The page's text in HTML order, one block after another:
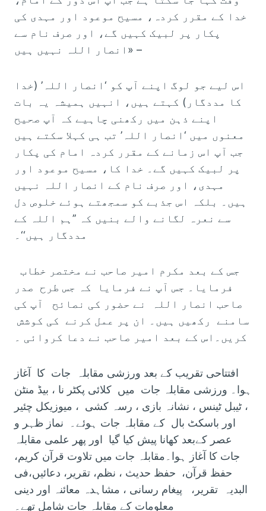
خدا کے مقرر کردہ، مسیح موعود اور مہدی کی
پکار پر لبیک کہیں گے، اور صرف نام سے
انصار اللہ نہیں ہیں» –
اس لیے جو لوگ اپنے آپ کو ‘انصار اللہ’ (خدا
کا مددگار) کہتے ہیں، انہیں ہمیشہ یہ بات
اپنے ذہن میں رکھنی چاہیے کہ آپ صحیح
معنوں میں ‘انصار اللہ’ تب ہی کہلا سکتے ہیں
جب آپ اس زمانے کے مقرر کردہ امام کی پکار
پر لبیک کہیں گے۔ خدا کا، مسیح موعود اور
مہدی، اور صرف نام کے انصار اللہ نہیں
ہیں۔ بلکہ اس جذبے کو سمجھتے ہوئے خلوص دل
سے نعرہ لگانے والے بنیں کہ ’’ہم اللہ کے
مددگار ہیں‘‘۔
فرمایا۔ جس آپ نے فرمایا کہ جس طرح صدر
صاحب انصار اللہ نے حضور کی نصائح آپ کی
سامنے رکھیں ہیں۔ ان پر عمل کرنے کی کوشش
کریں۔اس کے بعد امیر صاحب نے دعا کروائی ۔
افتتاحی تقریب کے بعد ورزشی مقابلہ جات کا آغاز
ہوا۔ ورزشی مقابلہ جات میں کلائی پکٹر نا ، بیڈ منٹن
، ٹیبل ٹینس ، نشانہ بازی ، رسہ کشی ، میوزیکل چئیر
اور باسکٹ بال کے مقابلہ جات ہوئے۔ نماز ظہر و
عصر کےبعد کھانا پیش کیا گیا اور پھر علمی مقابلہ
جات کا آغاز ہوا۔مقابلہ جات میں تلاوت قرآن کریم،
حفظ قرآن، حفظ حدیث ، نظم، تقریر، دعائیں،فی
البدیہ تقریر، پیغام رسانی ، مشاہدہ معائنہ اور دینی
معلومات کے مقابلہ جات شامل تھے۔